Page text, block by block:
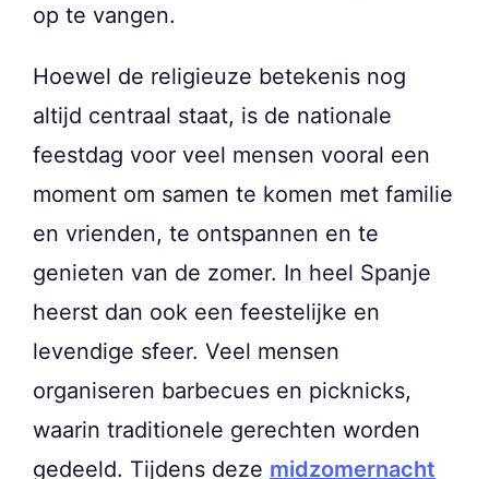
op te vangen.
Hoewel de religieuze betekenis nog
altijd centraal staat, is de nationale
feestdag voor veel mensen vooral een
moment om samen te komen met familie
en vrienden, te ontspannen en te
genieten van de zomer. In heel Spanje
heerst dan ook een feestelijke en
levendige sfeer. Veel mensen
organiseren barbecues en picknicks,
waarin traditionele gerechten worden
gedeeld. Tijdens deze midzomernacht